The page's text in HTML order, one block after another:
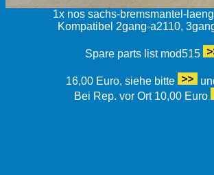
1x nos sachs-bremsmantel-
Kompatibel 2gang-a2110,
Spare parts list mod515
16,00 Euro, siehe bitte
Bei Rep. vor Ort 10,00 Euro